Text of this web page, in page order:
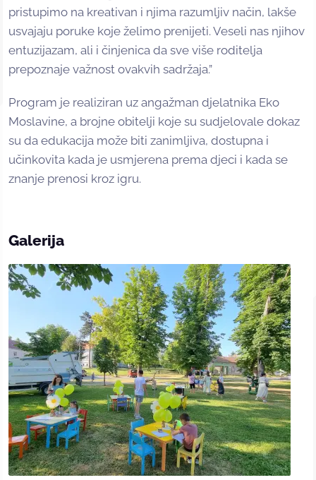
pristupimo na kreativan i njima razumljiv način, lakše
usvajaju poruke koje želimo prenijeti. Veseli nas njihov
entuzijazam, ali i činjenica da sve više roditelja
prepoznaje važnost ovakvih sadržaja.”
Program je realiziran uz angažman djelatnika Eko
Moslavine, a brojne obitelji koje su sudjelovale dokaz
su da edukacija može biti zanimljiva, dostupna i
učinkovita kada je usmjerena prema djeci i kada se
znanje prenosi kroz igru.
Galerija